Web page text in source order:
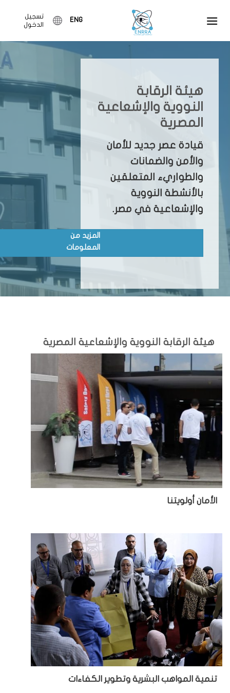
ENG
تسجيل
الدخول
هيئة الرقابة
النووية والإشعاعية
المصرية
قيادة عصر جديد للأمان
والأمن والضمانات
والطواريء المتعلقين
بالأنشطة النووية
والإشعاعية في مصر.
المزيد من
المعلومات
هيئة الرقابة النووية والإشعاعية المصرية
الأمان أولويتنا
تنمية المواهب البشرية وتطوير الكفاءات